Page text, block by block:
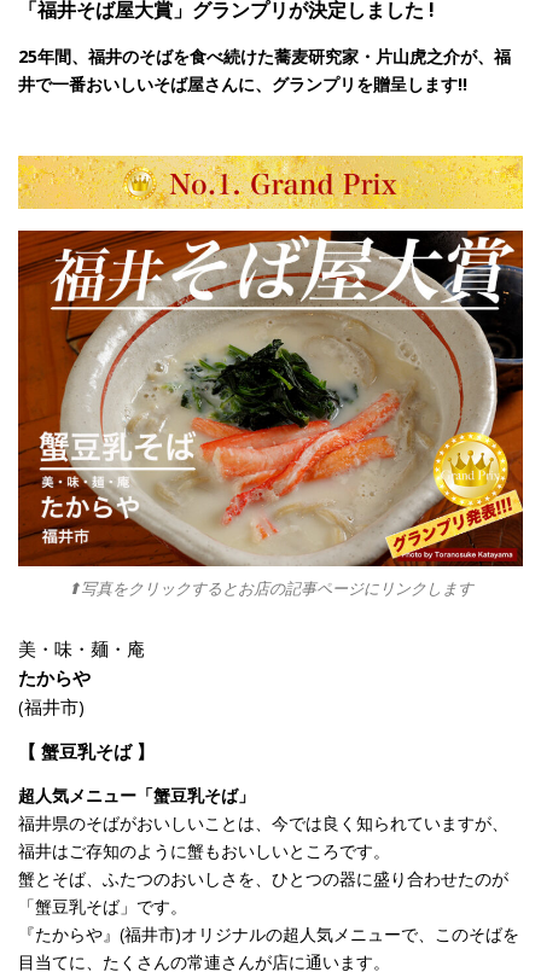
「福井そば屋大賞」グランプリが決定しました !
25年間、福井のそばを食べ続けた蕎麦研究家・片山虎之介が、福
井で一番おいしいそば屋さんに、グランプリを贈呈します!!
⬆︎写真をクリックするとお店の記事ページにリンクします
美・味・麺・庵
たからや
(福井市)
【 蟹豆乳そば 】
超人気メニュー「蟹豆乳そば」
福井県のそばがおいしいことは、今では良く知られていますが、
福井はご存知のように蟹もおいしいところです。
蟹とそば、ふたつのおいしさを、ひとつの器に盛り合わせたのが
「蟹豆乳そば」です。
『たからや』(福井市)オリジナルの超人気メニューで、このそばを
目当てに、たくさんの常連さんが店に通います。